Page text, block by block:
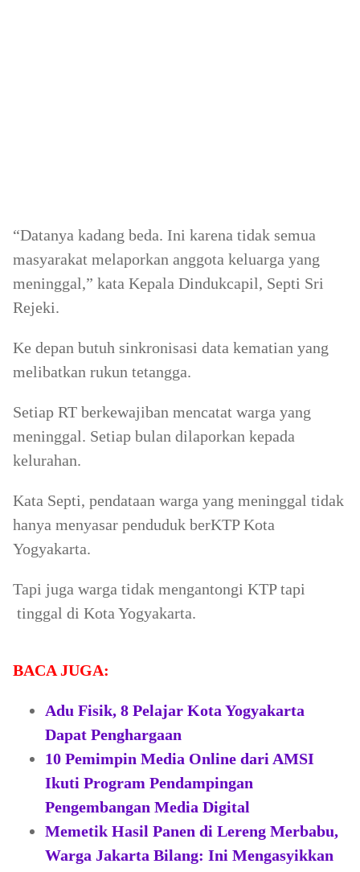
“Datanya kadang beda. Ini karena tidak semua
masyarakat melaporkan anggota keluarga yang
meninggal,” kata Kepala Dindukcapil, Septi Sri
Rejeki.
Ke depan butuh sinkronisasi data kematian yang
melibatkan rukun tetangga.
Setiap RT berkewajiban mencatat warga yang
meninggal. Setiap bulan dilaporkan kepada
kelurahan.
Kata Septi, pendataan warga yang meninggal tidak
hanya menyasar penduduk berKTP Kota
Yogyakarta.
Tapi juga warga tidak mengantongi KTP tapi
tinggal di Kota Yogyakarta.
BACA JUGA:
Adu Fisik, 8 Pelajar Kota Yogyakarta
Dapat Penghargaan
10 Pemimpin Media Online dari AMSI
Ikuti Program Pendampingan
Pengembangan Media Digital
Memetik Hasil Panen di Lereng Merbabu,
Warga Jakarta Bilang: Ini Mengasyikkan